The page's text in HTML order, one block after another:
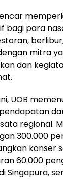
bagi para
mitra
dan
UOB
regional.
300.000
konser
60.000
Singapura,